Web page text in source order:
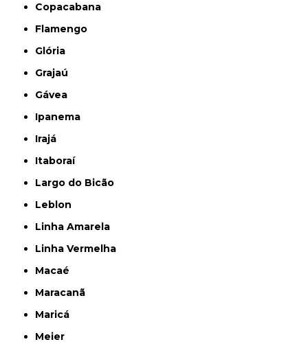
Copacabana
Flamengo
Glória
Grajaú
Gávea
Ipanema
Irajá
Itaboraí
Largo do Bicão
Leblon
Linha Amarela
Linha Vermelha
Macaé
Maracanã
Maricá
Meier